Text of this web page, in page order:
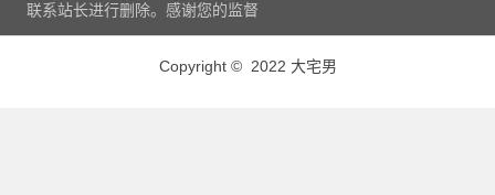
联系站长进行删除。感谢您的监督
Copyright © 2022 大宅男